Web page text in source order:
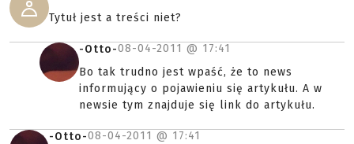
Tytuł jest a treści niet?
-Otto-08-04-2011 @ 17:41
Bo tak trudno jest wpaść, że to news
informujący o pojawieniu się artykułu. A w
newsie tym znajduje się link do artykułu.
-Otto-08-04-2011 @ 17:41